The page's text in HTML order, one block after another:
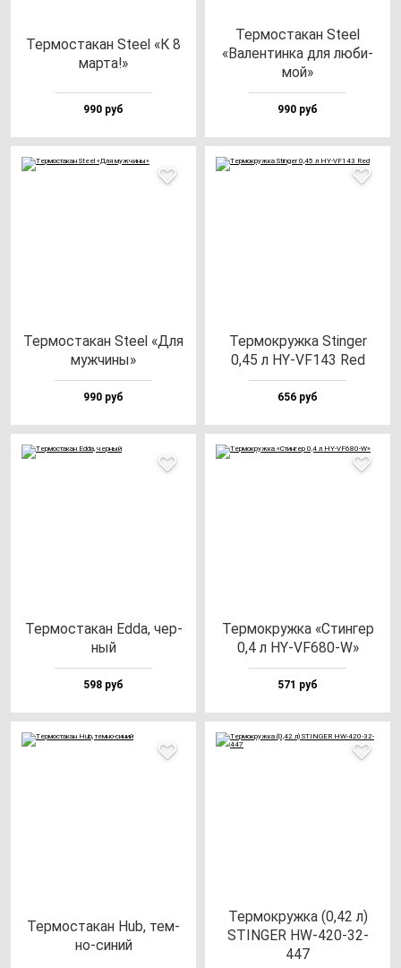
Тер­мос­та­кан Ste­el «К 8
мар­та!»
990 руб
Тер­мос­та­кан Ste­el
«Вален­тин­ка для лю­би­
мой»
990 руб
Тер­мос­та­кан Ste­el «Для
муж­чи­ны»
990 руб
Тер­мок­руж­ка Stin­ger
0,45 л HY-VF143 Red
656 руб
Тер­мос­та­кан Edda, чер­
ный
598 руб
Тер­мок­руж­ка «Стин­гер
0,4 л HY-VF680-W»
571 руб
Тер­мос­та­кан Hub, тем­
но-си­ний
Тер­мок­руж­ка (0,42 л)
STINGER HW-420-32-
447